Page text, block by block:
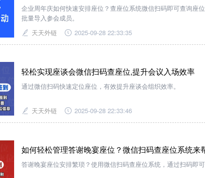
企业周年庆如何快速安排座位？查座位系统微信扫码即可查询座
批量导入参会成员。
天天外链
2025-09-28 22:33:35
轻松实现座谈会微信扫码查座位,提升会议入场效率
通过微信扫码快速定位座位，有效提升座谈会组织效率。
天天外链 2025-09-28 22:33:46
如何轻松管理答谢晚宴座位？微信扫码查座位系统来
答谢晚宴座位安排繁琐？使用微信扫码查座位系统，通过扫码即